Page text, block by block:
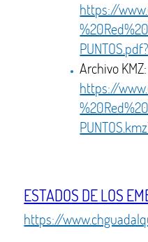
https://
Archivo KMZ:
https://
ESTADOS DE LOS
https://